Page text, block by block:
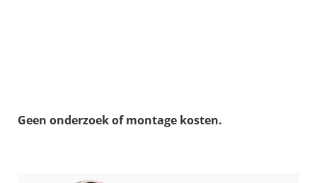
Geen onderzoek of montage kosten.